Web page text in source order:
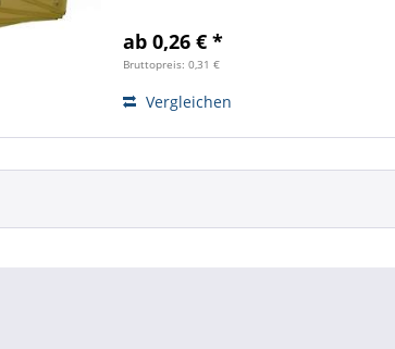
Arobiene® Luftpolstertasche ist
optimal zum Verschicken von
ab 0,26 € *
Bruttopreis: 0,31 €
Vergleichen